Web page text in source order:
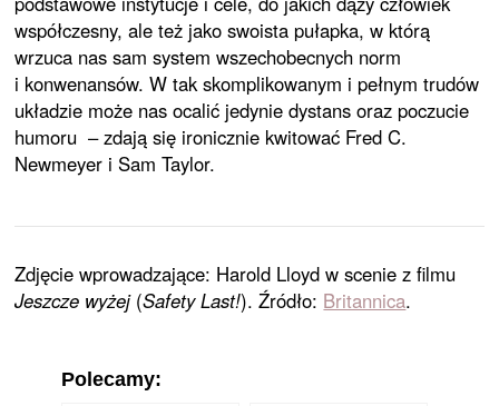
współczesny, ale też jako swoista pułapka, w którą
wrzuca nas sam system wszechobecnych norm
i konwenansów. W tak skomplikowanym i pełnym trudów
układzie może nas ocalić jedynie dystans oraz poczucie
humoru – zdają się ironicznie kwitować Fred C.
Newmeyer i Sam Taylor.
Zdjęcie wprowadzające: Harold Lloyd w scenie z filmu
Jeszcze wyżej(Safety Last!). Źródło: Britannica.
Polecamy: